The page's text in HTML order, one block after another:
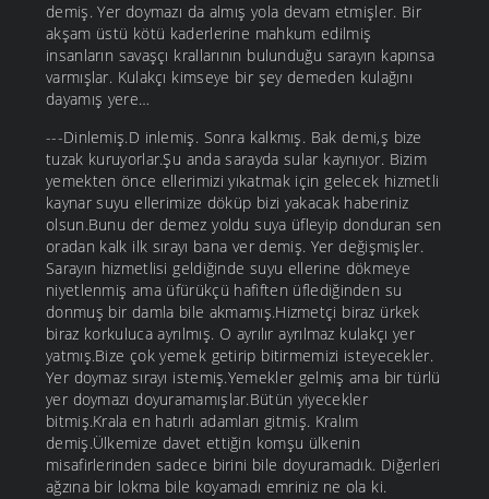
demiş. Yer doymazı da almış yola devam etmişler. Bir
akşam üstü kötü kaderlerine mahkum edilmiş
insanların savaşçı krallarının bulunduğu sarayın kapınsa
varmışlar. Kulakçı kimseye bir şey demeden kulağını
dayamış yere…
---Dinlemiş.D inlemiş. Sonra kalkmış. Bak demi,ş bize
tuzak kuruyorlar.Şu anda sarayda sular kaynıyor. Bizim
yemekten önce ellerimizi yıkatmak için gelecek hizmetli
kaynar suyu ellerimize döküp bizi yakacak haberiniz
olsun.Bunu der demez yoldu suya üfleyip donduran sen
oradan kalk ilk sırayı bana ver demiş. Yer değişmişler.
Sarayın hizmetlisi geldiğinde suyu ellerine dökmeye
niyetlenmiş ama üfürükçü hafiften üflediğinden su
donmuş bir damla bile akmamış.Hizmetçi biraz ürkek
biraz korkuluca ayrılmış. O ayrılır ayrılmaz kulakçı yer
yatmış.Bize çok yemek getirip bitirmemizi isteyecekler.
Yer doymaz sırayı istemiş.Yemekler gelmiş ama bir türlü
yer doymazı doyuramamışlar.Bütün yiyecekler
bitmiş.Krala en hatırlı adamları gitmiş. Kralım
demiş.Ülkemize davet ettiğin komşu ülkenin
misafirlerinden sadece birini bile doyuramadık. Diğerleri
ağzına bir lokma bile koyamadı emriniz ne ola ki.